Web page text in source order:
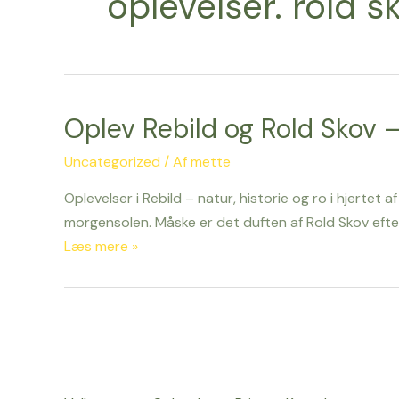
Oplev Rebild og Rold Skov
Uncategorized / Afmette
Oplevelser i Rebild – natur, historie og ro i hjertet
morgensolen. Måske er det duften af Rold Skov
Oplev
Rebild
og
Rold
Skov
–
hos
Læs mere »